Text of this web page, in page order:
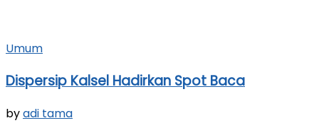
Umum
Dispersip Kalsel Hadirkan Spot Baca
byadi tama